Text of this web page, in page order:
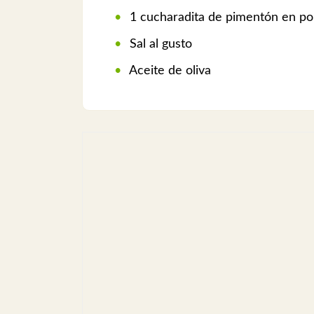
1 cucharadita de pimentón en
Sal al gusto
Aceite de oliva